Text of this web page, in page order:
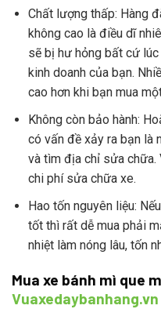
Chất lượng thấp: Hàng
không cao là điều dĩ
sẽ bị hư hỏng bất cứ
kinh doanh của bạn.
cao hơn khi bạn mua
Không còn bảo hành:
có vấn đề xảy ra bạn là
và tìm địa chỉ sửa chữa.
chi phí sửa chữa xe.
Hao tốn nguyên liệu:
tốt thì rất dễ mua phải
nhiệt làm nóng lâu, tốn
Mua xe bánh mì que
Vuaxedaybanhang.vn